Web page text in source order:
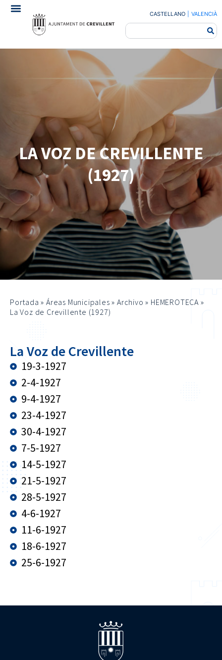
CASTELLANO VALENCIÀ
LA VOZ DE CREVILLENTE
(1927)
Portada »Áreas Municipales »Archivo » HEMEROTECA »
La Voz de Crevillente (1927)
La Voz de Crevillente
19-3-1927
2-4-1927
9-4-1927
23-4-1927
30-4-1927
7-5-1927
14-5-1927
21-5-1927
28-5-1927
4-6-1927
11-6-1927
18-6-1927
25-6-1927